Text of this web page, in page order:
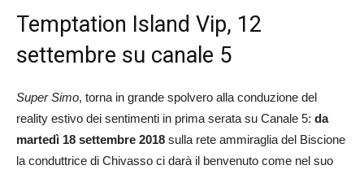
Temptation Island Vip, 12
settembre su canale 5
Super Simo, torna in grande spolvero alla conduzione del
reality estivo dei sentimenti in prima serata su Canale 5: da
martedì 18 settembre 2018 sulla rete ammiraglia del Biscione
la conduttrice di Chivasso ci darà il benvenuto come nel suo